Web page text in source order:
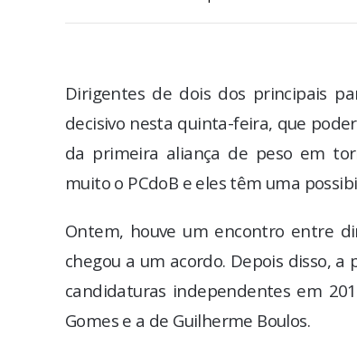
Dirigentes de dois dos principais
decisivo nesta quinta-feira, que
da primeira aliança de peso em
muito o PCdoB e eles têm uma
Ontem, houve um encontro entre
chegou a um acordo. Depois disso,
candidaturas independentes em
Gomes e a de Guilherme Boulos.